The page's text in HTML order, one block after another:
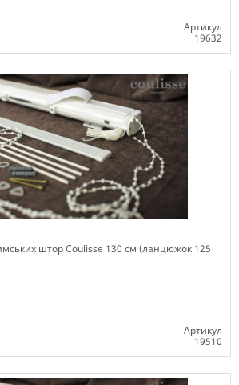
Артикул
19632
штор Coulisse 130 см (ланцюжок 125
Артикул
19510